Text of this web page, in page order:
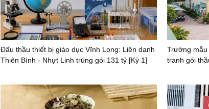
Đấu thầu thiết bị giáo dục Vĩnh Long: Liên danh
Thiên Bình - Nhựt Linh trúng gói 131 tỷ [Kỳ 1]
Trường mẫu
tranh gói